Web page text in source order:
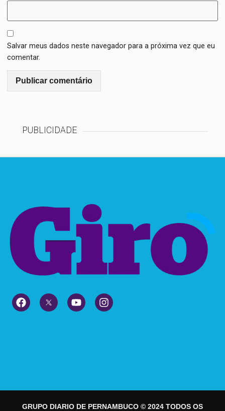
Salvar meus dados neste navegador para a próxima vez que eu
comentar.
PUBLICIDADE
GRUPO DIARIO DE PERNAMBUCO © 2024 TODOS OS